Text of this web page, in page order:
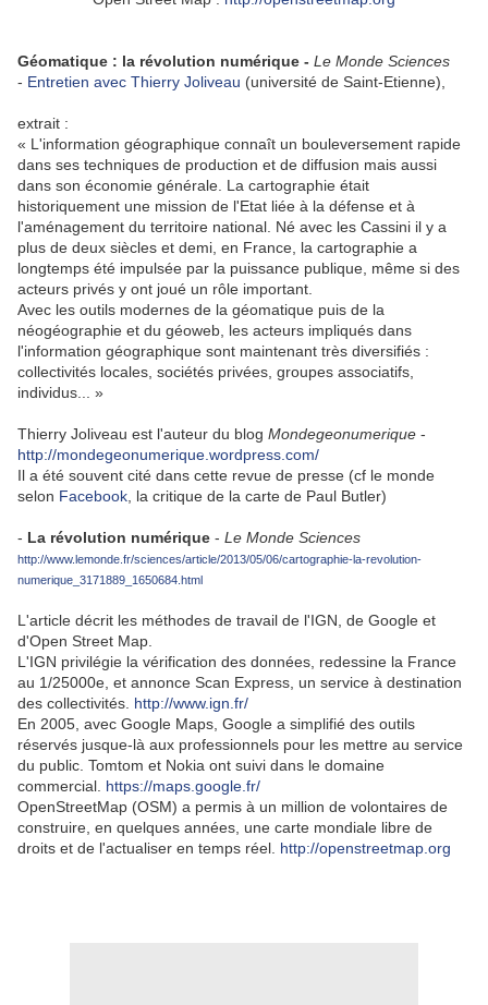
Géomatique : la révolution numérique - Le Monde Sciences
- Entretien avec Thierry Joliveau (université de Saint-Etienne),
extrait :
« L'information géographique connaît un bouleversement rapide
dans ses techniques de production et de diffusion mais aussi
dans son économie générale. La cartographie était
historiquement une mission de l'Etat liée à la défense et à
l'aménagement du territoire national. Né avec les Cassini il y a
plus de deux siècles et demi, en France, la cartographie a
longtemps été impulsée par la puissance publique, même si des
acteurs privés y ont joué un rôle important.
Avec les outils modernes de la géomatique puis de la
néogéographie et du géoweb, les acteurs impliqués dans
l'information géographique sont maintenant très diversifiés :
collectivités locales, sociétés privées, groupes associatifs,
individus... »
Thierry Joliveau est l'auteur du blog Mondegeonumerique -
http://mondegeonumerique.wordpress.com/
Il a été souvent cité dans cette revue de presse (cf le monde
selon Facebook , la critique de la carte de Paul Butler)
- La révolution numérique - Le Monde Sciences
http://www.lemonde.fr/sciences/article/2013/05/06/cartographie-la-revolution-
numerique_3171889_1650684.html
L'article décrit les méthodes de travail de l'IGN, de Google et
d'Open Street Map.
L'IGN privilégie la vérification des données, redessine la France
au 1/25000e, et annonce Scan Express, un service à destination
des collectivités. http://www.ign.fr/
En 2005, avec Google Maps, Google a simplifié des outils
réservés jusque-là aux professionnels pour les mettre au service
du public. Tomtom et Nokia ont suivi dans le domaine
commercial. https://maps.google.fr/
OpenStreetMap (OSM) a permis à un million de volontaires de
construire, en quelques années, une carte mondiale libre de
droits et de l'actualiser en temps réel. http://openstreetmap.org